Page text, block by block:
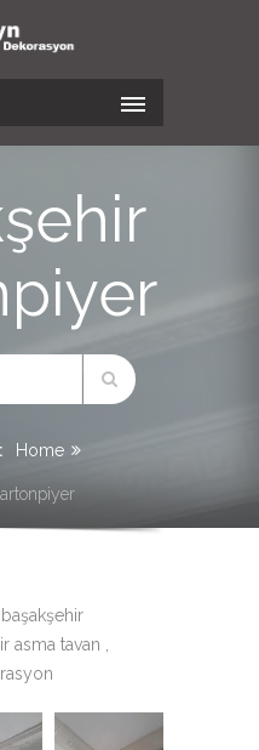
Home
asma tavan ,